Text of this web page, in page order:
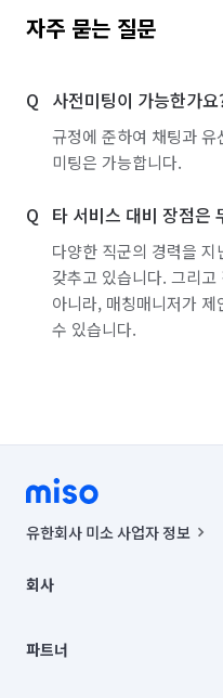
자주 묻는 질문
사전미팅이 가능한가요
규정에 준하여 채팅과
미팅은 가능합니다.
타 서비스 대비 장점은
다양한 직군의 경력을
갖추고 있습니다. 그리
아니라, 매칭매니저가
수 있습니다.
유한회사 미소 사업자 정보
00019 |
주소 | 본사: 서울특별시 종로구
컨택센터 : 서울특별시 종로구
회사
채용
파트너